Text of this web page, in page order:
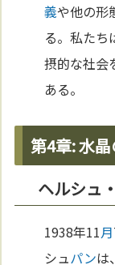
義や他の形
る。私たち
摂的な社会
ある。
第4章: 水
ヘルシュ
1938年11月
シュパンは、